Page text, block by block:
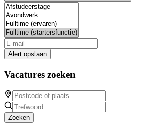
Alert opslaan
Vacatures zoeken
Zoeken